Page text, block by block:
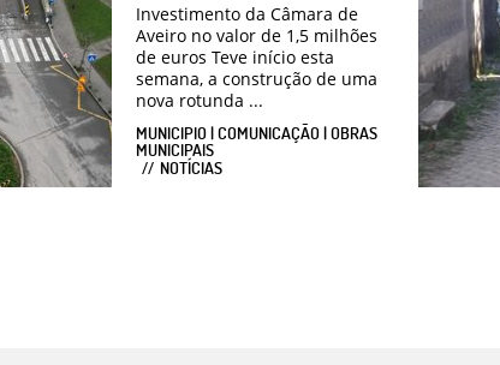
Investimento da Câmara de
Aveiro no valor de 1,5 milhões
de euros Teve início esta
semana, a construção de uma
nova rotunda ...
MUNICIPIO | COMUNICAÇÃO | OBRAS
MUNICIPAIS
NOTÍCIAS